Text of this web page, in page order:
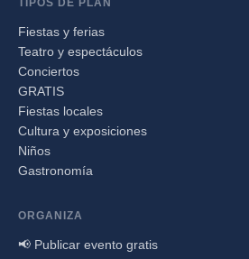
TIPOS DE PLAN
Fiestas y ferias
Teatro y espectáculos
Conciertos
GRATIS
Fiestas locales
Cultura y exposiciones
Niños
Gastronomía
ORGANIZA
📢 Publicar evento gratis